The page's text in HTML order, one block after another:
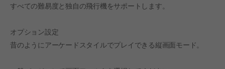
すべての難易度と独自の飛行機をサポートします。
オプション設定
昔のようにアーケードスタイルでプレイできる縦画面モード。